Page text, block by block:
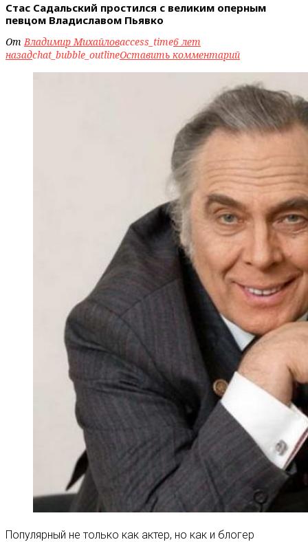
Стас Садальский простился с великим оперным
певцом Владиславом Пьявко
ОтВладимир Михайловaccess_time6 лет
назадchat_bubble_outlineОставить комментарий
Популярный не только как актер, но как и блогер